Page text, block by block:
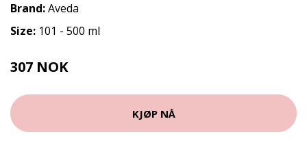
Brand:Aveda
Size: 101 - 500 ml
307 NOK
KJØP NÅ